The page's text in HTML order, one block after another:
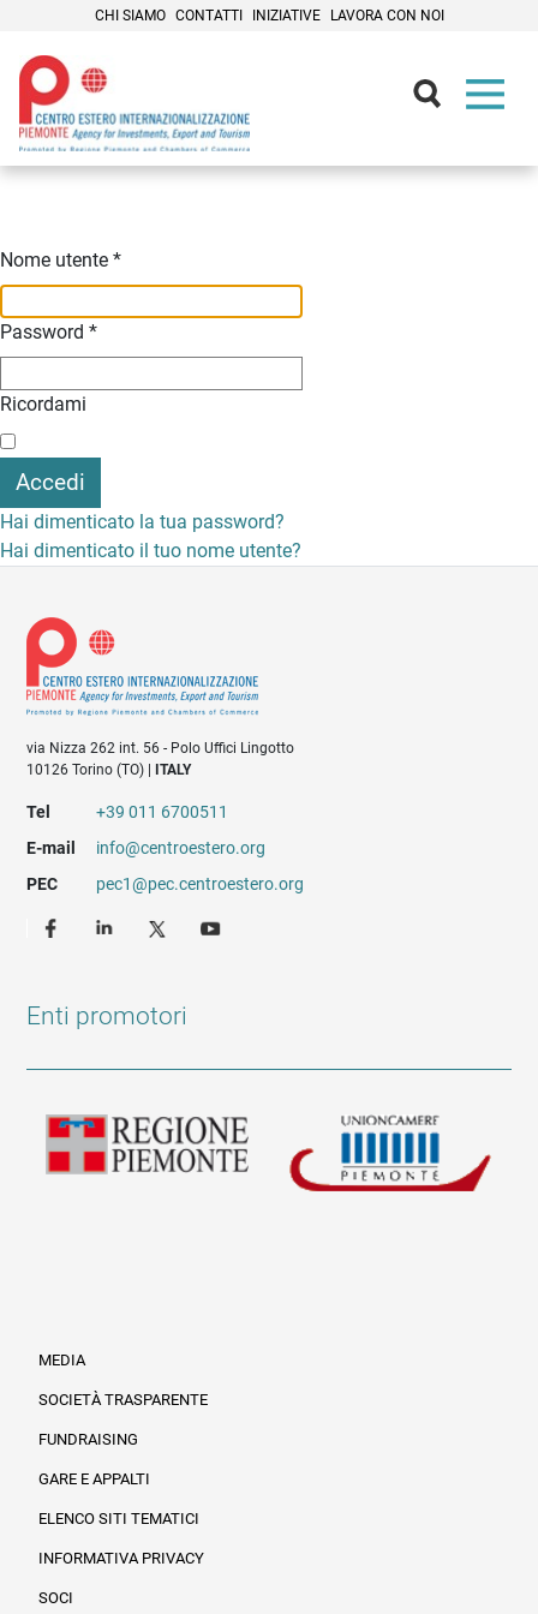
CHI SIAMO CONTATTI INIZIATIVE LAVORA CON NOI
Nome utente *
Password *
Ricordami
Accedi
Hai dimenticato la tua password?
Hai dimenticato il tuo nome utente?
via Nizza 262 int. 56 - Polo Uffici Lingotto
10126 Torino (TO) |
ITALY
Tel
+39 011 6700511
E-mail
info@centroestero.org
PEC
pec1@pec.centroestero.org
Enti promotori
MEDIA
SOCIETÀ TRASPARENTE
FUNDRAISING
GARE E APPALTI
ELENCO SITI TEMATICI
INFORMATIVA PRIVACY
SOCI